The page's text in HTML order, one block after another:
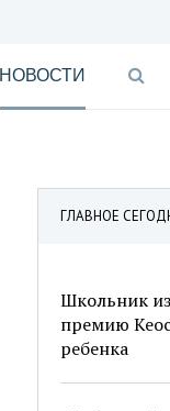
НОВОСТИ
ГЛАВНОЕ
Школьник
премию
ребенка